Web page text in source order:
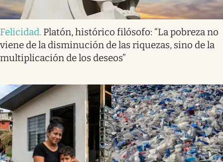
Felicidad. Platón, histórico filósofo: “La pobreza no
viene de la disminución de las riquezas, sino de la
multiplicación de los deseos”